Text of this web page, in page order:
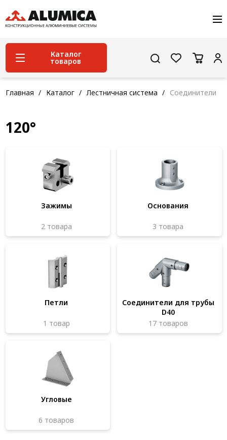
О компании
Услуги
Сервис и поддержка
Проекты
Контакты
Каталог
товаров
Система конструкционного алюминиевого
профиля
Кабельные короба
Конвейерная фурнитура
Система V-паза NEW!
Алюминиевые промышленные ограждения
Алюминиевая промышленная мебель
Радиаторный алюминиевый профиль NEW!
Лист алюминиевый
Метрический крепеж
Конструкции из профиля
Главная Каталог Лестничная система Соединители
120°
Зажимы
2 товара
Основания
3 товара
Петли
1 товар
Соединители для трубы
D40
17 товаров
Угловые
6 товаров